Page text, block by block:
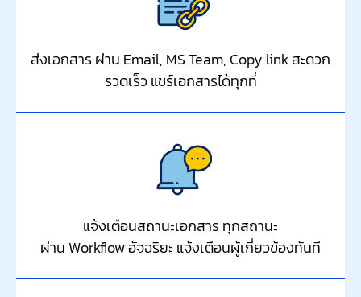
ส่งเอกสาร ผ่าน Email, MS Team, Copy link สะดวก
รวดเร็ว แชร์เอกสารได้ทุกที่
แจ้งเตือนสถานะเอกสาร ทุกสถานะ
ผ่าน Workflow อัจฉริยะ แจ้งเตือนผู้เกี่ยวข้องทันที